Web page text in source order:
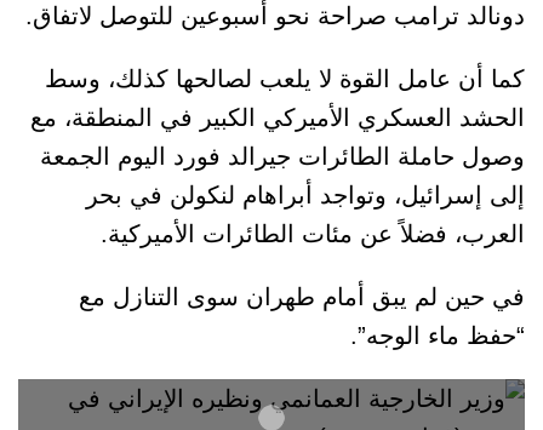
دونالد ترامب صراحة نحو أسبوعين للتوصل لاتفاق.
كما أن عامل القوة لا يلعب لصالحها كذلك، وسط
الحشد العسكري الأميركي الكبير في المنطقة، مع
وصول حاملة الطائرات جيرالد فورد اليوم الجمعة
إلى إسرائيل، وتواجد أبراهام لنكولن في بحر
العرب، فضلاً عن مئات الطائرات الأميركية.
في حين لم يبق أمام طهران سوى التنازل مع
“حفظ ماء الوجه”.